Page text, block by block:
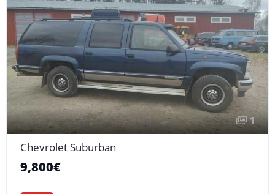
1
Chevrolet Suburban
9,800€